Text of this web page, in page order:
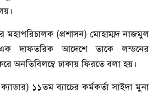
মহাপরিচালক (প্রশাসন) মোহাম্মদ নাজমুল
দাফতরিক আদেশে তাকে লন্ডনের
অনতিবিলম্বে ঢাকায় ফিরতে বলা হয়।
ক্যাডার) ১১তম ব্যাচের কর্মকর্তা সাইদা মুনা